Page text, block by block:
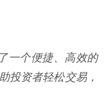
一个便捷、高效的
投资者轻松交易，